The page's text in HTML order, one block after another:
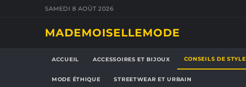
SAMEDI 8 AOÛT 2026
MADEMOISELLEMODE
ACCUEIL ACCESSOIRES ET BIJOUX CONSEILS DE STYLE
MODE ÉTHIQUE STREETWEAR ET URBAIN